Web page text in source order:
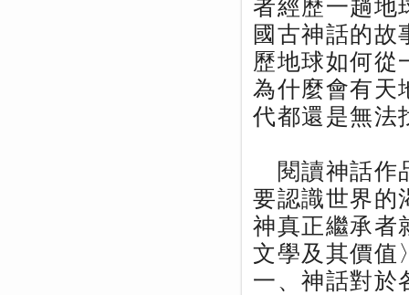
者經歷一趟地
國古神話的故
歷地球如何從
為什麼會有天
代都還是無法
閱讀神話作
要認識世界的
神真正繼承者
文學及其價值
一、神話對於